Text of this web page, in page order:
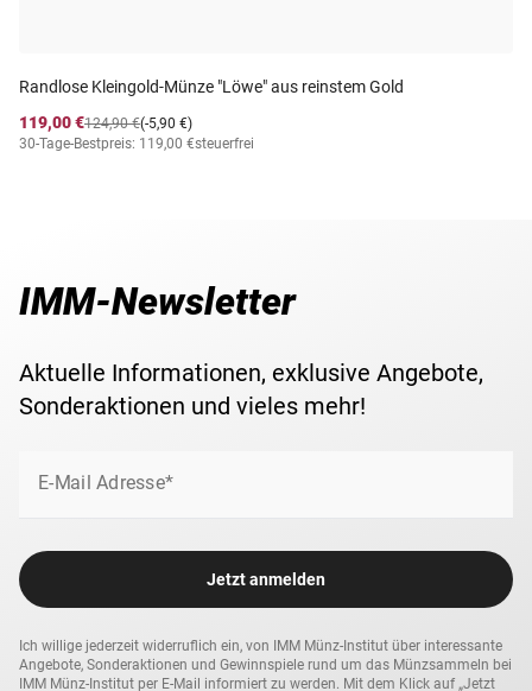
Randlose Kleingold-Münze "Löwe" aus reinstem Gold
119,00 €
(-5,90 €)
124,90 €
30-Tage-Bestpreis: 119,00 €steuerfrei
IMM-Newsletter
Aktuelle Informationen, exklusive Angebote,
Sonderaktionen und vieles mehr!
E-Mail Adresse*
Jetzt anmelden
Ich willige jederzeit widerruflich ein, von IMM Münz-Institut über interessante
Angebote, Sonderaktionen und Gewinnspiele rund um das Münzsammeln bei
IMM Münz-Institut per E-Mail informiert zu werden. Mit dem Klick auf „Jetzt